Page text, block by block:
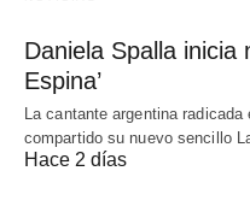
Daniela Spalla inicia
Espina’
La cantante argentina
compartido su nuevo sencillo
Hace 2 días